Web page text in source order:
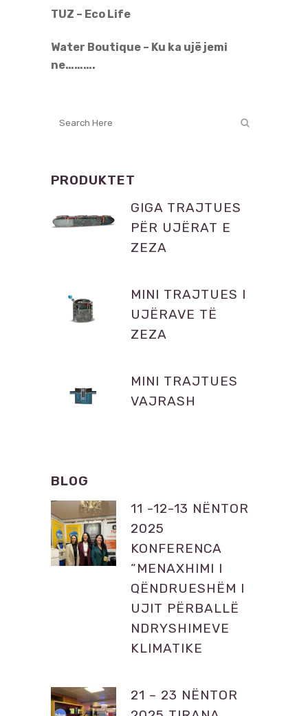
TUZ – Eco Life
Water Boutique – Ku ka ujë jemi
ne……….
PRODUKTET
GIGA TRAJTUES
PËR UJËRAT E
ZEZA
MINI TRAJTUES I
UJËRAVE TË
ZEZA
MINI TRAJTUES
VAJRASH
BLOG
11 -12-13 NËNTOR
2025
KONFERENCA
“MENAXHIMI I
QËNDRUESHËM I
UJIT PËRBALLË
NDRYSHIMEVE
KLIMATIKE
21 – 23 NËNTOR